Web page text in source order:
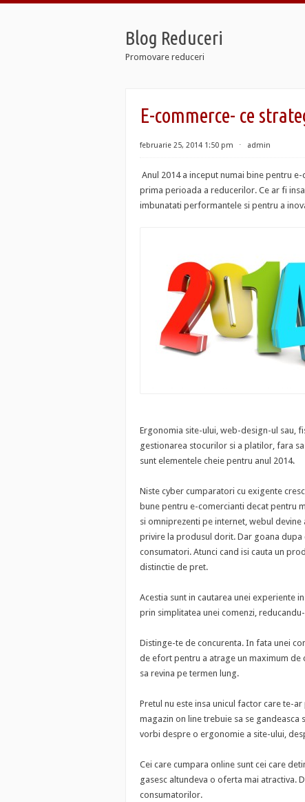
Blog Reduceri
Promovare reduceri
E-commerce- ce
februarie 25, 2014 1:50 pm ⋅ admin
Anul 2014 a inceput numai bine pentru
prima perioada a reducerilor. Ce ar fi
imbunatati performantele si pentru a
Ergonomia site-ului, web-design-ul sau,
gestionarea stocurilor si a platilor, fara
sunt elementele cheie pentru anul 2014.
Niste cyber cumparatori cu exigente
bune pentru e-comercianti decat pentru
si omniprezenti pe internet, webul
privire la produsul dorit. Dar goana
consumatori. Atunci cand isi cauta un
distinctie de pret.
Acestia sunt in cautarea unei experiente
prin simplitatea unei comenzi,
Distinge-te de concurenta. In fata unei
de efort pentru a atrage un maximum de
sa revina pe termen lung.
Pretul nu este insa unicul factor care te-
magazin on line trebuie sa se gandeasca
vorbi despre o ergonomie a site-ului,
Cei care cumpara online sunt cei care
gasesc altundeva o oferta mai atractiva.
consumatorilor.